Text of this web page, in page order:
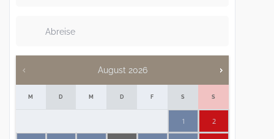
August 2026
M D M D F S S
1 2